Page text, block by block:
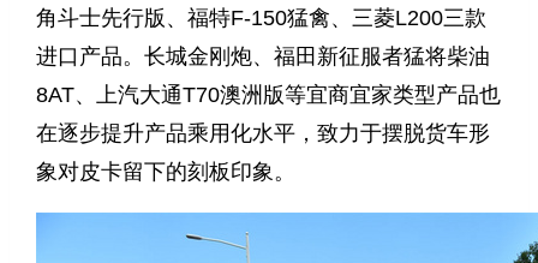
角斗士先行版、福特F-150猛禽、三菱L200三款
进口产品。长城金刚炮、福田新征服者猛将柴油
8AT、上汽大通T70澳洲版等宜商宜家类型产品也
在逐步提升产品乘用化水平，致力于摆脱货车形
象对皮卡留下的刻板印象。